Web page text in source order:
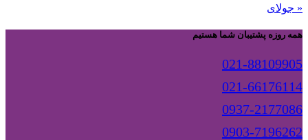
« جولای
همه روزه پشتیبان شما هستیم
021-88109905
021-66176114
0937-2177086
0903-7196262